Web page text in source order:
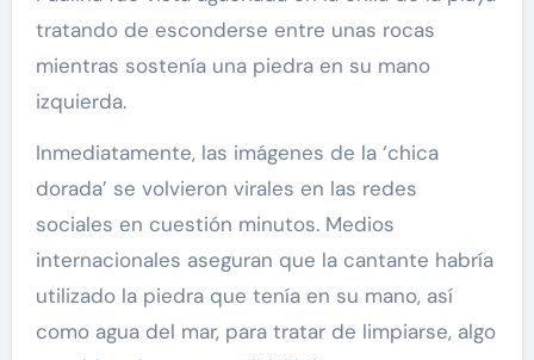
tratando de esconderse entre unas rocas
mientras sostenía una piedra en su mano
izquierda.
Inmediatamente, las imágenes de la ‘chica
dorada’ se volvieron virales en las redes
sociales en cuestión minutos. Medios
internacionales aseguran que la cantante habría
utilizado la piedra que tenía en su mano, así
como agua del mar, para tratar de limpiarse, algo